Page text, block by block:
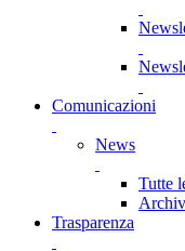
Comunicazioni
News
Tutte
Trasparenza